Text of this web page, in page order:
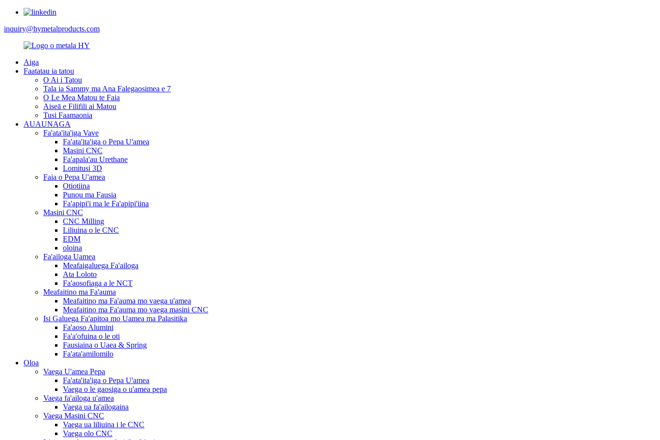
inquiry@hymetalproducts.com
Aiga
Faatatau ia tatou
O Ai i Tatou
Tala ia Sammy ma Ana Falegaosimea e 7
O Le Mea Matou te Faia
Aiseā e Filifili ai Matou
Tusi Faamaonia
AUAUNAGA
Fa'ata'ita'iga Vave
Fa'ata'ita'iga o Pepa U'amea
Masini CNC
Fa'apala'au Urethane
Lomitusi 3D
Faia o Pepa U'amea
Otiotiina
Punou ma Fausia
Fa'apipi'i ma le Fa'apipi'iina
Masini CNC
CNC Milling
Liliuina o le CNC
EDM
oloina
Fa'ailoga Uamea
Meafaigaluega Fa'ailoga
Ata Loloto
Fa'aosofiaga a le NCT
Meafaitino ma Fa'auma
Meafaitino ma Fa'auma mo vaega u'amea
Meafaitino ma Fa'auma mo vaega masini CNC
Isi Galuega Fa'apitoa mo Uamea ma Palasitika
Fa'aoso Alumini
Fa'a'ofuina o le oti
Fausiaina o Uaea & Spring
Fa'ata'amilomilo
Oloa
Vaega U'amea Pepa
Fa'ata'ita'iga o Pepa U'amea
Vaega o le gaosiga o u'amea pepa
Vaega fa'ailoga u'amea
Vaega ua fa'ailogaina
Vaega Masini CNC
Vaega ua liliuina i le CNC
Vaega olo CNC